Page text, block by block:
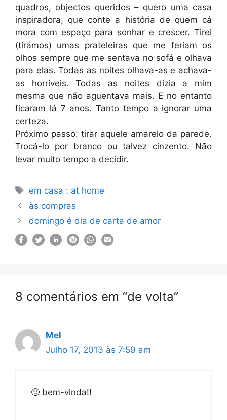
quadros, objectos queridos – quero uma casa
inspiradora, que conte a história de quem cá
mora com espaço para sonhar e crescer. Tirei
(tirámos) umas prateleiras que me feriam os
olhos sempre que me sentava no sofá e olhava
para elas. Todas as noites olhava-as e achava-
as horríveis. Todas as noites dizia a mim
mesma que não aguentava mais. E no entanto
ficaram lá 7 anos. Tanto tempo a ignorar uma
certeza.
Próximo passo: tirar aquele amarelo da parede.
Trocá-lo por branco ou talvez cinzento. Não
levar muito tempo a decidir.
Etiquetas
em casa : at home
às compras
domingo é dia de carta de amor
8 comentários em “de volta”
Mel
Julho 17, 2013 às 7:59 am
🙂 bem-vinda!!